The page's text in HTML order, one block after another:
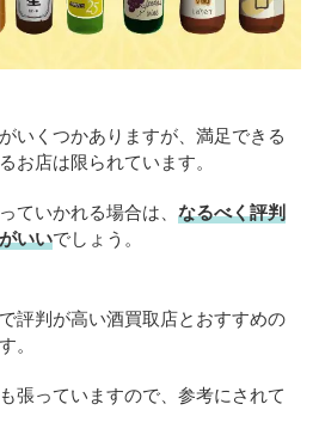
いくつかありますが、満足できる
お店は限られています。
ていかれる場合は、 なるべく評判
いいでしょう。
評判が高い酒買取店とおすすめの
。
張っていますので、参考にされて